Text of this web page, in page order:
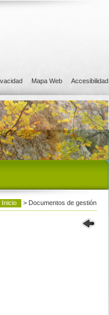
Mapa Web Accesibilidad
Inicio > Documentos de gestión